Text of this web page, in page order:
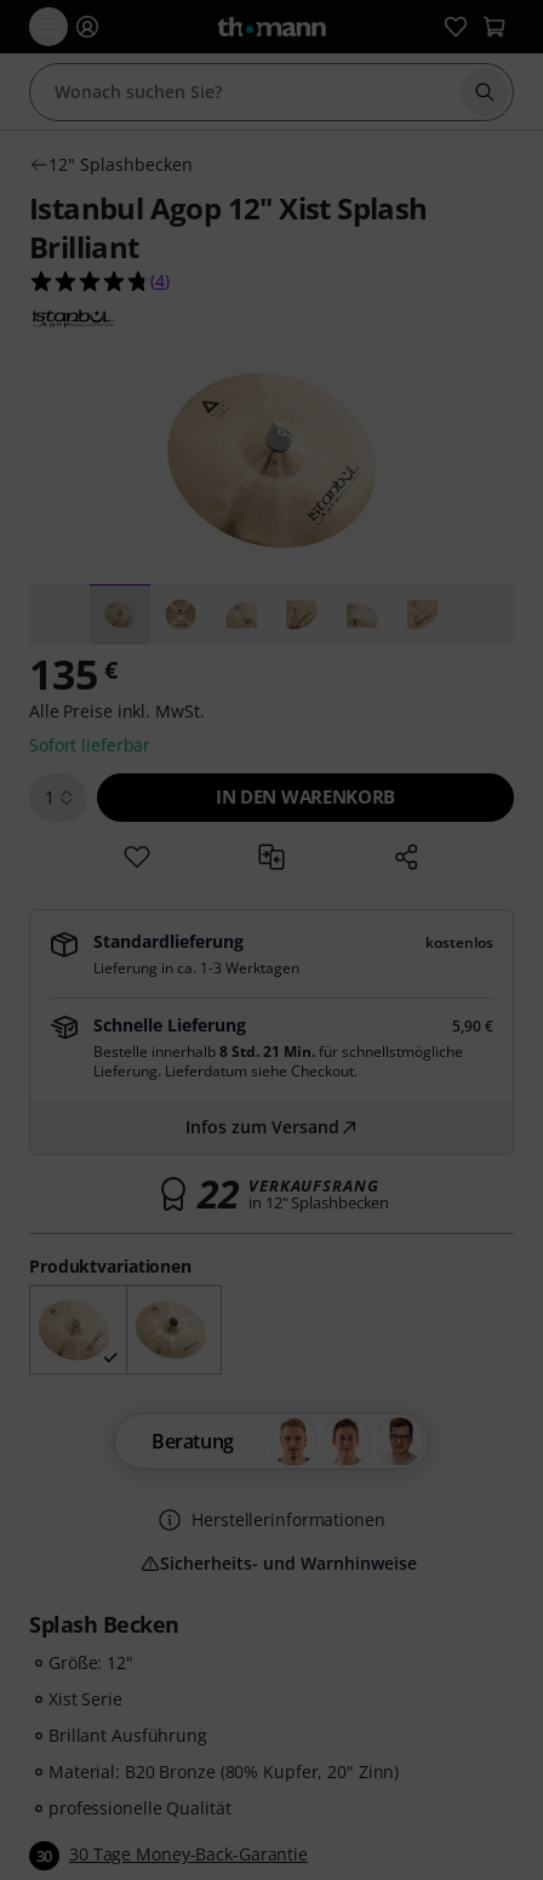
Suche
12" Splashbecken
Istanbul Agop 12" Xist Splash
Brilliant
4.8 von 5 Sternen aus 4 Kundenbewertungen
(4)
Splash Becken
Größe: 12"
Xist Serie
Brillant Ausführung
Material: B20 Bronze (80% Kupfer, 20" Zinn)
professionelle Qualität
30 30 Tage Money-Back-Garantie
Produktvariationen
135 €
Alle Preise inkl. MwSt.
Sofort lieferbar
1 IN DEN WARENKORB
Standardlieferung
kostenlos
Lieferung in ca. 1-3 Werktagen
Schnelle Lieferung
5,90 €
Bestelle innerhalb8 Std. 21 Min.für schnellstmögliche
Lieferung. Lieferdatum siehe Checkout.
Infos zum Versand
22 VERKAUFSRANG
in 12" Splashbecken
Beratung
Herstellerinformationen
Sicherheits- und Warnhinweise